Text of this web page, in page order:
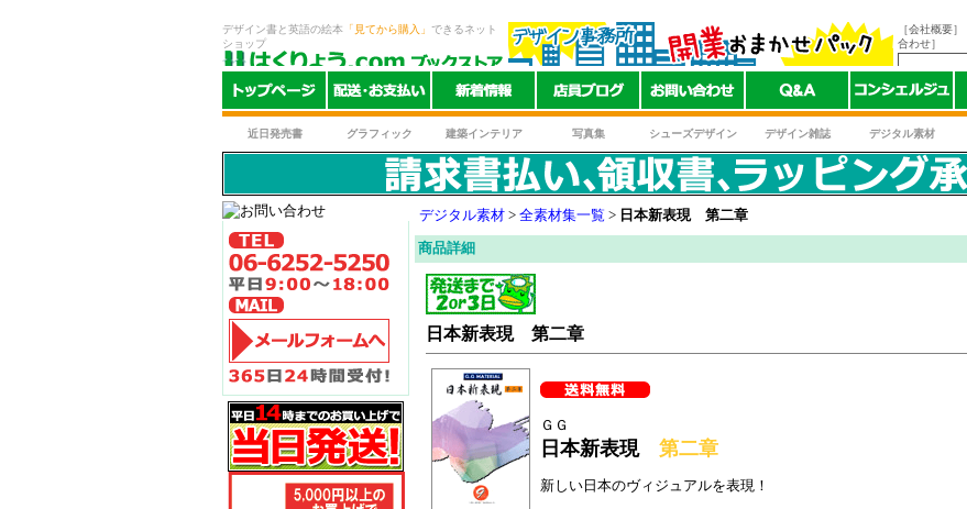
デザイン書と英語の絵本 「見てから購入」 できるネット
ショップ
［会社概要］
合わせ］
近日発売書 グラフィック 建築インテリア 写真集 シューズデザイン デザイン雑誌 デジタル素材
デジタル素材 > 全素材集一覧 > 日本新表現 第二章
商品詳細
日本新表現 第二章
ＧＧ
日本新表現 第二章
新しい日本のヴィジュアルを表現！